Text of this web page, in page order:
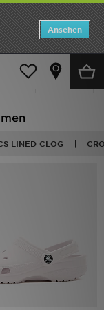
Ansehen
Verfeinern
LINED CLOG